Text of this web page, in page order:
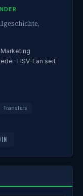
· HSV-Fan seit
Transfers